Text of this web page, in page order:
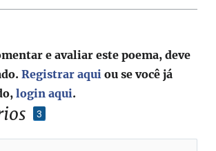
3
e avaliar este poema, deve
Registrar aqui ou se você já
login aqui.